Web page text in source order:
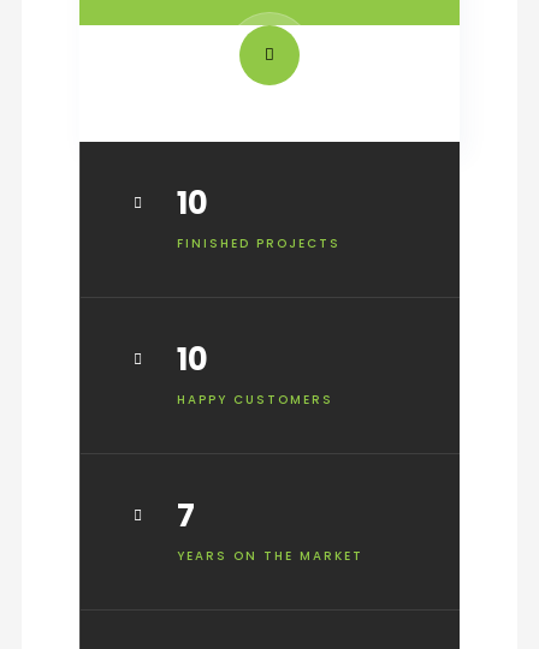
10
FINISHED PROJECTS
10
HAPPY CUSTOMERS
7
YEARS ON THE MARKET